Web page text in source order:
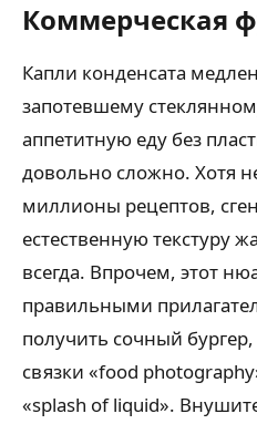
Коммерческая
Капли конденсата
запотевшему
аппетитную еду без
довольно сложно. Хотя
миллионы рецептов,
естественную текстуру
всегда. Впрочем, этот
правильными
получить сочный
связки «food
«splash of liquid».